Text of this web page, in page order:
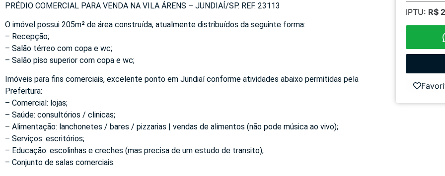
PRÉDIO COMERCIAL PARA VENDA NA VILA ÁRENS – JUNDIAÍ/SP. REF. 23113
O imóvel possui 205m² de área construída, atualmente distribuídos da seguinte forma:
– Recepção;
– Salão térreo com copa e wc;
– Salão piso superior com copa e wc;
Imóveis para fins comerciais, excelente ponto em Jundiaí conforme atividades abaixo permitidas pela
Prefeitura:
– Comercial: lojas;
– Saúde: consultórios / clinicas;
– Alimentação: lanchonetes / bares / pizzarias | vendas de alimentos (não pode música ao vivo);
– Serviços: escritórios;
– Educação: escolinhas e creches (mas precisa de um estudo de transito);
– Conjunto de salas comerciais.
IPTU: R$